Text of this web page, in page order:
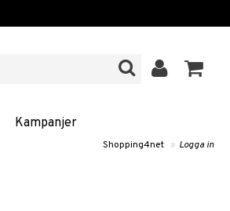
Kampanjer
Shopping4net » Logga in